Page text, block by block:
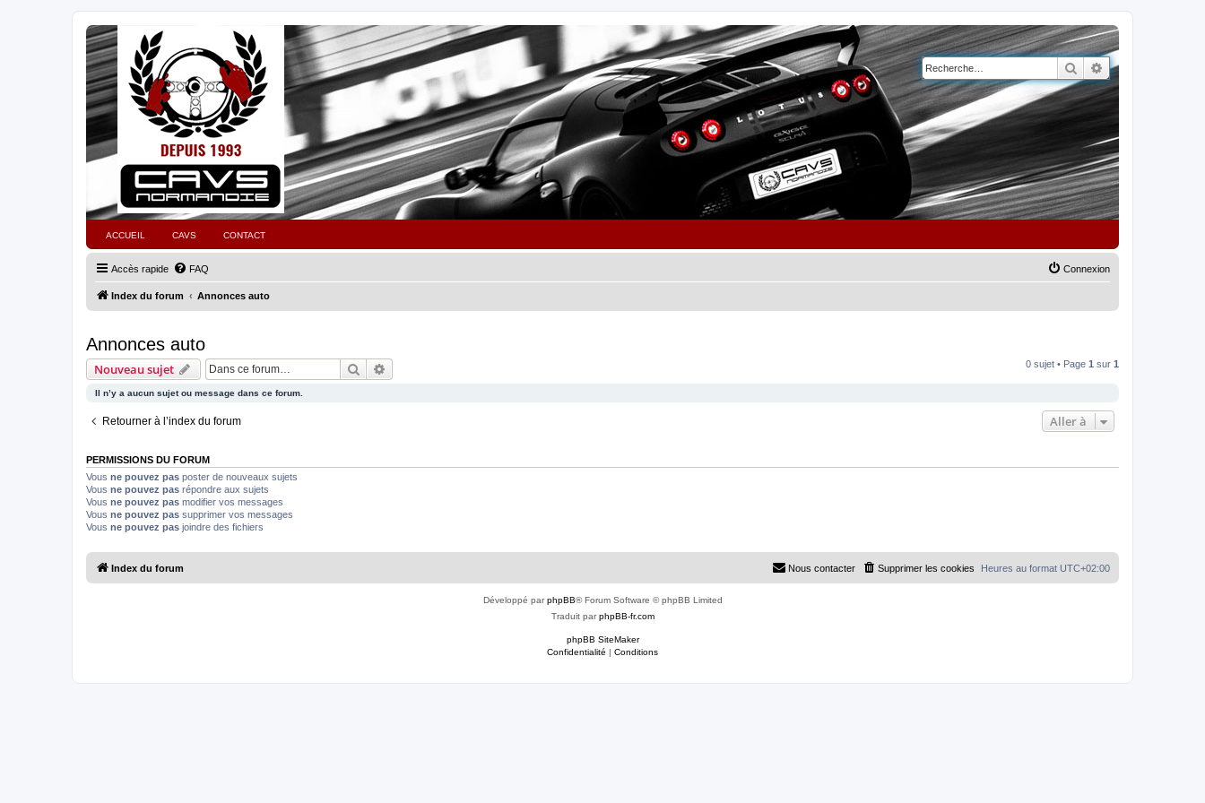
RechercherRecherche
ACCUEIL CAVS CONTACT
Accès rapide FAQ Connexion
Index du forum Annonces auto
Annonces auto
Nouveau sujet Rechercher 0 sujet • Page 1 sur 1
Il n’y a aucun sujet ou message dans ce forum.
Retourner à l’index du forum Aller à
PERMISSIONS DU FORUM
Vous ne pouvez pas poster de nouveaux sujets
Vous ne pouvez pas répondre aux sujets
Vous ne pouvez pas modifier vos messages
Vous ne pouvez pas supprimer vos messages
Vous ne pouvez pas joindre des fichiers
Index du forum Heures au format UTC+02:00
Supprimer les cookies
Nous contacter
Développé parphpBB® Forum Software © phpBB Limited
Traduit parphpBB-fr.com
phpBB SiteMaker
Confidentialité | Conditions